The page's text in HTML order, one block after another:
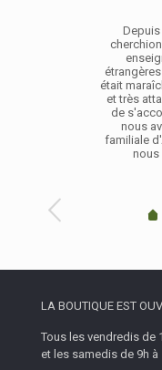
était
et très
de
nous
familiale
nous
LA BOUTIQUE EST
Tous les vendredis de
et les samedis de 9h à